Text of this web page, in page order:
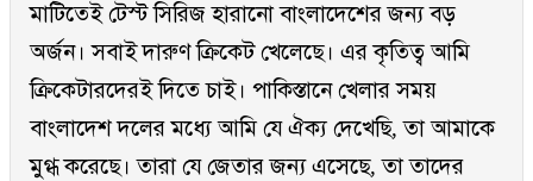
মাটিতেই টেস্ট সিরিজ হারানো বাংলাদেশের জন্য বড়
অর্জন। সবাই দারুণ ক্রিকেট খেলেছে। এর কৃতিত্ব আমি
ক্রিকেটারদেরই দিতে চাই। পাকিস্তানে খেলার সময়
বাংলাদেশ দলের মধ্যে আমি যে ঐক্য দেখেছি, তা আমাকে
মুগ্ধ করেছে। তারা যে জেতার জন্য এসেছে, তা তাদের